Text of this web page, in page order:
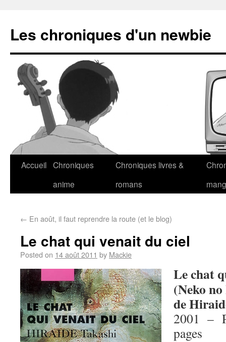
Les chroniques d'un newbie
Accueil Chroniques
anime
Chroniques livres &
romans
← En août, il faut reprendre la route (et le blog)
Le chat qui venait du ciel
Posted on 14 août 2011 by Mackie
Le chat
(Neko
de
2001 –
pages